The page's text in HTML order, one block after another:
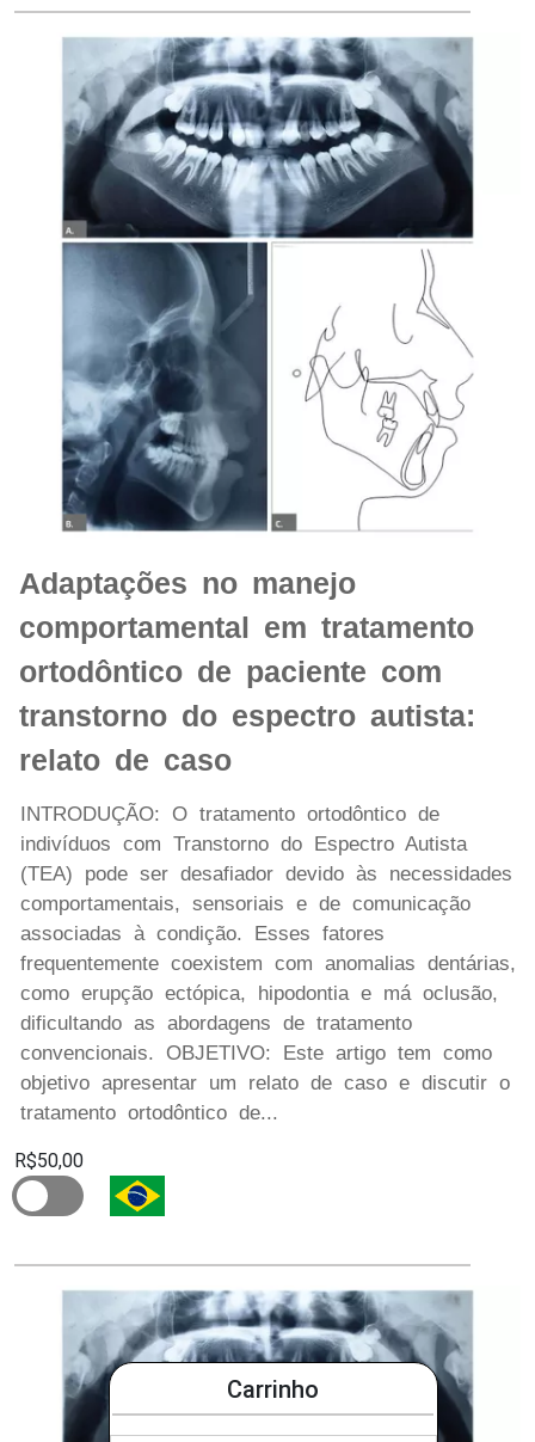
Carrinho
Adaptações no manejo
comportamental em tratamento
ortodôntico de paciente com
transtorno do espectro autista:
relato de caso
INTRODUÇÃO: O tratamento ortodôntico de
indivíduos com Transtorno do Espectro Autista
(TEA) pode ser desafiador devido às necessidades
comportamentais, sensoriais e de comunicação
associadas à condição. Esses fatores
frequentemente coexistem com anomalias dentárias,
como erupção ectópica, hipodontia e má oclusão,
dificultando as abordagens de tratamento
convencionais. OBJETIVO: Este artigo tem como
objetivo apresentar um relato de caso e discutir o
tratamento ortodôntico de...
R$50,00